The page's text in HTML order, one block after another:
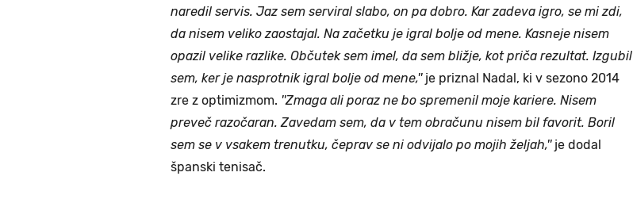
naredil servis. Jaz sem serviral slabo, on pa dobro. Kar zadeva igro, se mi zdi,
da nisem veliko zaostajal. Na začetku je igral bolje od mene. Kasneje nisem
opazil velike razlike. Občutek sem imel, da sem bližje, kot priča rezultat. Izgubil
sem, ker je nasprotnik igral bolje od mene,''je priznal Nadal, ki v sezono 2014
zre z optimizmom. ''Zmaga ali poraz ne bo spremenil moje kariere. Nisem
preveč razočaran. Zavedam sem, da v tem obračunu nisem bil favorit. Boril
sem se v vsakem trenutku, čeprav se ni odvijalo po mojih željah,''je dodal
španski tenisač.